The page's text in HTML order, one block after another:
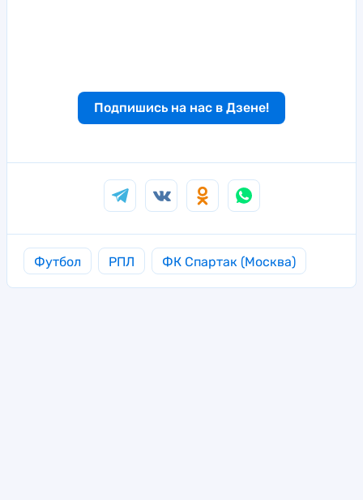
Подпишись на нас в Дзене!
Футбол РПЛ ФК Спартак (Москва)